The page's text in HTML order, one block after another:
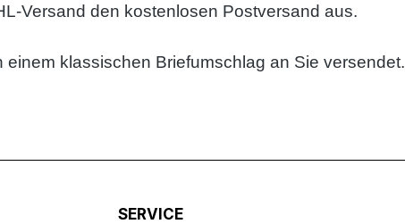
Versand den kostenlosen Postversand aus.
einem klassischen Briefumschlag an Sie versendet.
SERVICE